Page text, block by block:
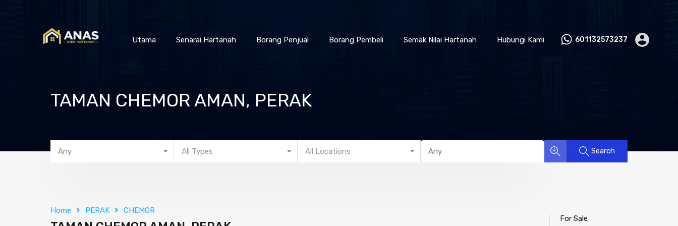
Utama Senarai Hartanah Borang Penjual Borang Pembeli Semak Nilai Hartanah Hubungi Kami 601132573237
TAMAN CHEMOR AMAN, PERAK
Any All Types All Locations Search
Home PERAK CHEMOR
For Sale